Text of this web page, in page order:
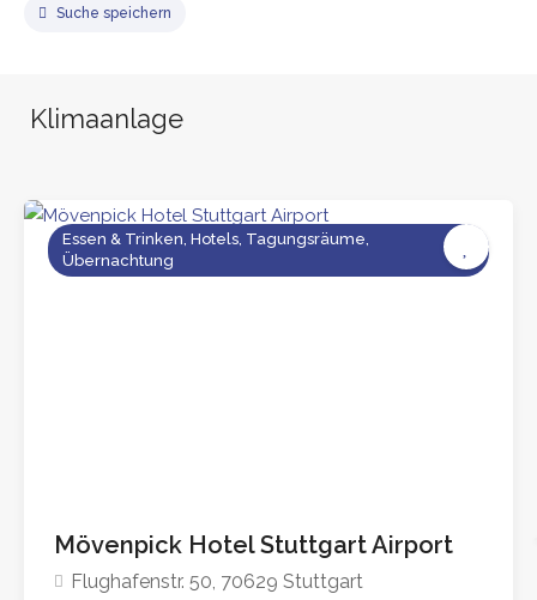
Suche speichern
Klimaanlage
Essen & Trinken, Hotels, Tagungsräume,
Übernachtung
Mövenpick Hotel Stuttgart Airport
Flughafenstr. 50, 70629 Stuttgart